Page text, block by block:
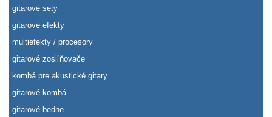
gitarové sety
gitarové efekty
multiefekty / procesory
gitarové zosiľňovače
kombá pre akustické gitary
gitarové kombá
gitarové bedne